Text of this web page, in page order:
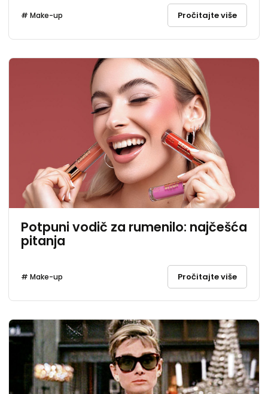
# Make-up Pročitajte više
Potpuni vodič za rumenilo: najčešća
pitanja
# Make-up Pročitajte više